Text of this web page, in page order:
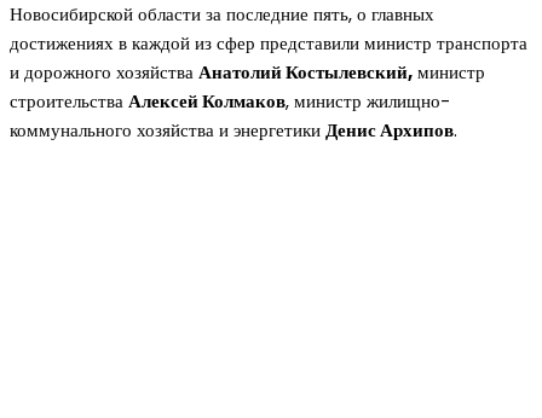
Новосибирской области за последние пять, о главных
достижениях в каждой из сфер представили министр транспорта
и дорожного хозяйстваАнатолий Костылевский,министр
строительстваАлексей Колмаков, министр жилищно-
коммунального хозяйства и энергетикиДенис Архипов.